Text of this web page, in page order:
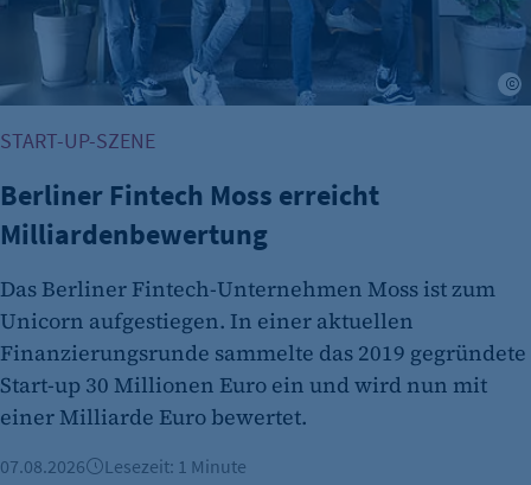
START-UP-SZENE
Berliner Fintech Moss erreicht
Milliardenbewertung
Das Berliner Fintech-Unternehmen Moss ist zum
Unicorn aufgestiegen. In einer aktuellen
Finanzierungsrunde sammelte das 2019 gegründete
Start-up 30 Millionen Euro ein und wird nun mit
einer Milliarde Euro bewertet.
07.08.2026 Lesezeit: 1 Minute